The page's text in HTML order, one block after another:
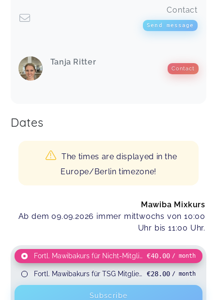
Contact
Send message
Tanja Ritter
Contact
Dates
The times are displayed in the
Europe/Berlin timezone!
Mawiba Mixkurs
Ab dem 09.09.2026 immer mittwochs von 10:00
Uhr bis 11:00 Uhr.
Fortl. Mawibakurs für Nicht-Mitglieder€40.00 / month
Fortl. Mawibakurs für TSG Mitglieder€28.00 / month
Subscribe